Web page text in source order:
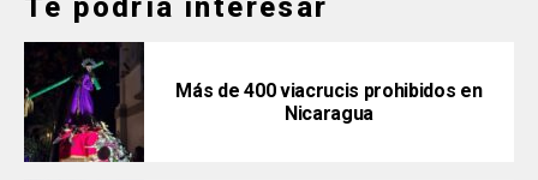
Te podría interesar
Más de 400 viacrucis prohibidos en
Nicaragua